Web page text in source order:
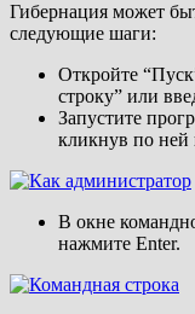
Гибернация может
следующие шаги:
Откройте
строку” или
Запустите
кликнув по
В окне
нажмите Enter.